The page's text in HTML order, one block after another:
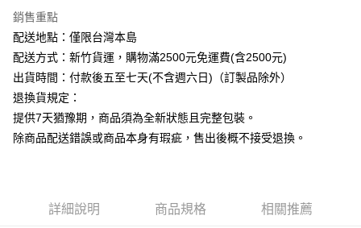
運送方式
下單前請先詢問庫存
每筆NT$130，滿NT$2,500(含以上)免運費
銷售重點
配送地點：僅限台灣本島
配送方式：新竹貨運，購物滿2500元免運費(含2500元)
出貨時間：付款後五至七天(不含週六日)（訂製品除外）
退換貨規定：
提供7天猶豫期，商品須為全新狀態且完整包裝。
除商品配送錯誤或商品本身有瑕疵，售出後概不接受退換。
詳細說明 商品規格 相關推薦